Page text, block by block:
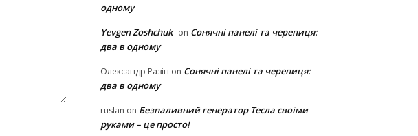
одному
Yevgen Zoshchuk on Сонячні панелі та черепиця:
два в одному
Олександр Разін on Сонячні панелі та черепиця:
два в одному
ruslan on Безпаливний генератор Тесла своїми
руками – це просто!